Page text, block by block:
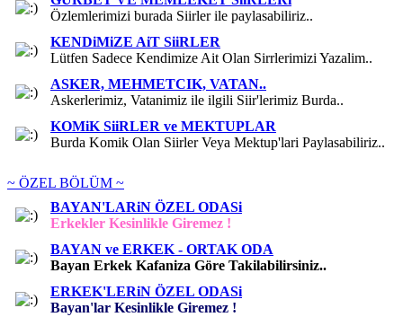
Özlemlerimizi burada Siirler ile paylasabiliriz..
KENDiMiZE AiT SiiRLER
Lütfen Sadece Kendimize Ait Olan Sirrlerimizi Yazalim..
ASKER, MEHMETCIK, VATAN..
Askerlerimiz, Vatanimiz ile ilgili Siir'lerimiz Burda..
KOMiK SiiRLER ve MEKTUPLAR
Burda Komik Olan Siirler Veya Mektup'lari Paylasabiliriz..
~ ÖZEL BÖLÜM ~
BAYAN'LARiN ÖZEL ODASi
Erkekler Kesinlikle Giremez !
BAYAN ve ERKEK - ORTAK ODA
Bayan Erkek Kafaniza Göre Takilabilirsiniz..
ERKEK'LERiN ÖZEL ODASi
Bayan'lar Kesinlikle Giremez !